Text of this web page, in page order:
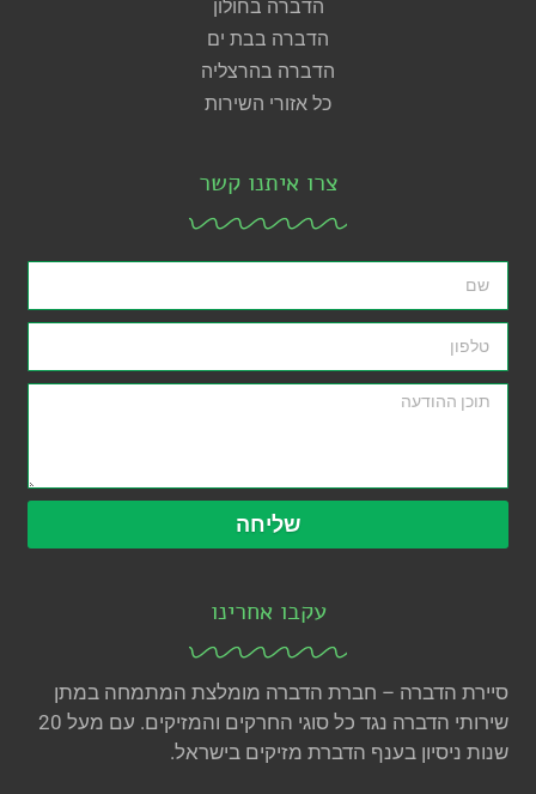
הדברה בחולון
הדברה בבת ים
הדברה בהרצליה
כל אזורי השירות
צרו איתנו קשר
שליחה
עקבו אחרינו
סיירת הדברה – חברת הדברה מומלצת המתמחה במתן
שירותי הדברה נגד כל סוגי החרקים והמזיקים. עם מעל 20
שנות ניסיון בענף הדברת מזיקים בישראל.